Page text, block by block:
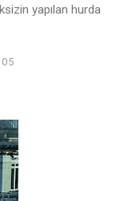
yapılan hurda